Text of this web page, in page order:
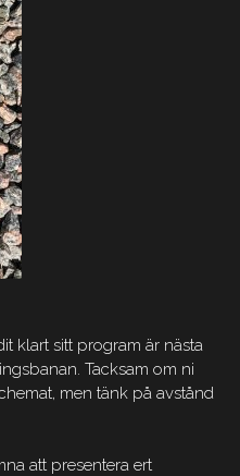
klart sitt program är nästa
Tacksam om ni
men tänk på avstånd
att presentera ert